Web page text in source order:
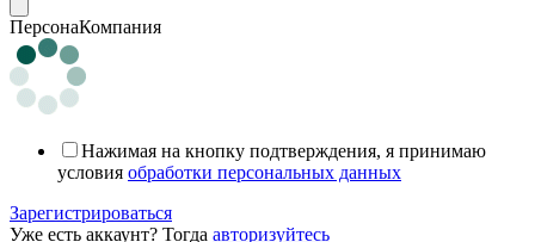
ПерсонаКомпания
Нажимая на кнопку подтверждения, я принимаю
условия обработки персональных данных
Зарегистрироваться
Уже есть аккаунт? Тогда авторизуйтесь